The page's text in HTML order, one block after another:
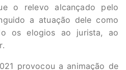
o relevo alcançado pelo
a atuação dele como
os elogios ao jurista, ao
provocou a animação de